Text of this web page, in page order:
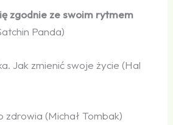
zgodnie ze swoim rytmem
Panda)
Jak zmienić swoje życie (Hal
zdrowia (Michał Tombak)